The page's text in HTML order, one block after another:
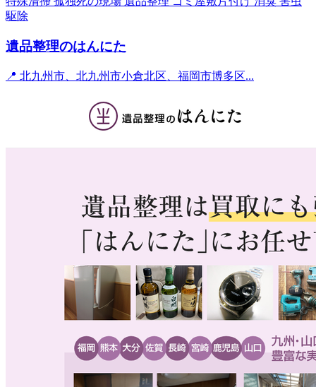
駆除
遺品整理のはんにた
📍 北九州市、北九州市小倉北区、福岡市博多区...